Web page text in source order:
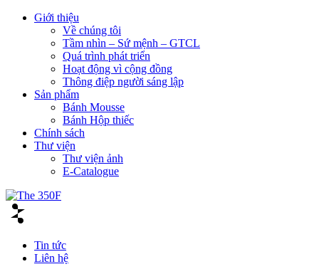
Giới thiệu
Về chúng tôi
Tầm nhìn – Sứ mệnh – GTCL
Quá trình phát triển
Hoạt động vì cộng đồng
Thông điệp người sáng lập
Sản phẩm
Bánh Mousse
Bánh Hộp thiếc
Chính sách
Thư viện
Thư viện ảnh
E-Catalogue
Tin tức
Liên hệ